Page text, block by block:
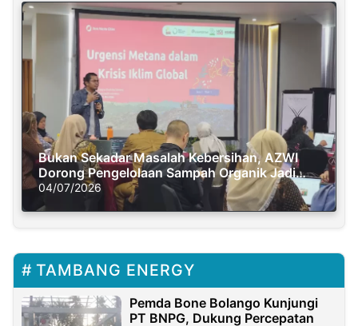
Bukan Sekadar Masalah Kebersihan, AZWI
Dorong Pengelolaan Sampah Organik Jadi
Solusi Krisis Iklim
04/07/2026
TAMBANG ENERGY
Pemda Bone Bolango Kunjungi
PT BNPG, Dukung Percepatan